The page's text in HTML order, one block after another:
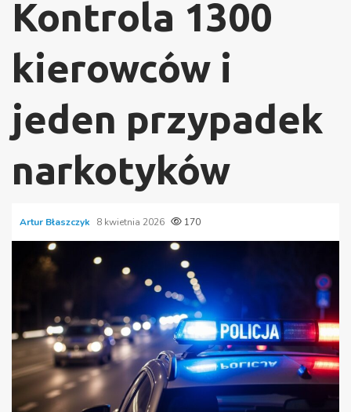
Kontrola 1300
kierowców i
jeden przypadek
narkotyków
Artur Błaszczyk 8 kwietnia 2026 170